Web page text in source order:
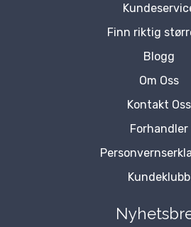
Finn riktig
Blogg
Om Oss
Kontakt Oss
Forhandler
Kundeklubb